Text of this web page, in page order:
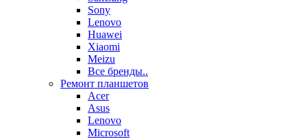
Sony
Lenovo
Huawei
Xiaomi
Meizu
Все бренды..
Ремонт планшетов
Acer
Asus
Lenovo
Microsoft